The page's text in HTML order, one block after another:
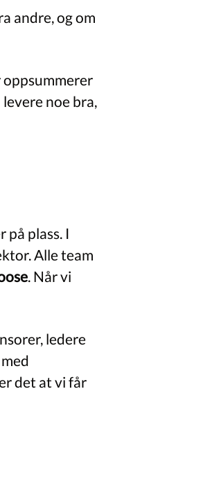
andre, og om
oppsummerer
noe bra,
plass. I
Alle team
. Når vi
ledere
det at vi får